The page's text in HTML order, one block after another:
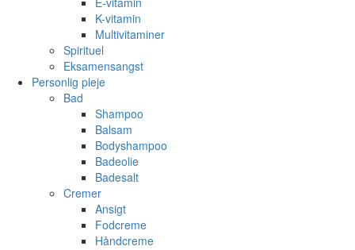
K-vitamin
Multivitaminer
Spirituel
Eksamensangst
Personlig pleje
Bad
Shampoo
Balsam
Bodyshampoo
Badeolie
Badesalt
Cremer
Ansigt
Fodcreme
Håndcreme